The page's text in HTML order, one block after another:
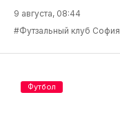
9 августа, 08:44
#Футзальный клуб София
Футбол